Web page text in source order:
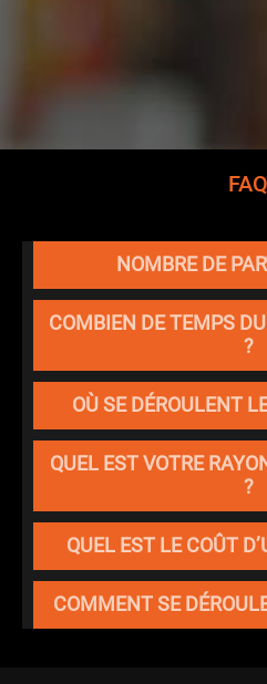
FAQ
NOMBRE DE
COMBIEN DE TEMPS
?
OÙ SE DÉROULENT
QUEL EST VOTRE
?
QUEL EST LE COÛT
COMMENT SE